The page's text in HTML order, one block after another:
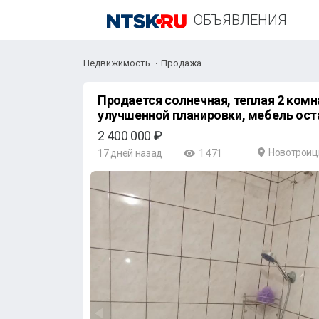
ОБЪЯВЛЕНИЯ
Недвижимость Продажа
Продается солнечная, теплая 2
улучшенной планировки, мебель
2 400 000 ₽
17 дней назад 1 471